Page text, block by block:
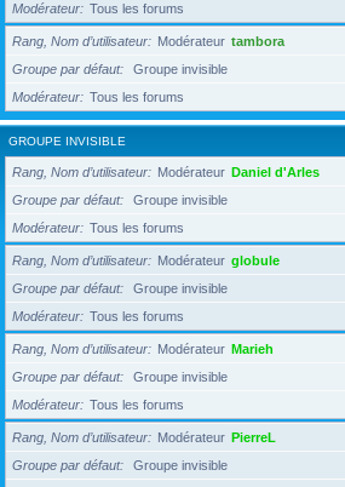
Modérateur
Tous les forums
Rang, Nom d’utilisateur Modérateur tambora
Groupe par défaut
Groupe invisible
Modérateur
Tous les forums
GROUPE INVISIBLE
Rang, Nom d’utilisateur Modérateur Daniel d'Arles
Groupe par défaut
Groupe invisible
Modérateur
Tous les forums
Rang, Nom d’utilisateur Modérateur globule
Groupe par défaut
Groupe invisible
Modérateur
Tous les forums
Rang, Nom d’utilisateur Modérateur Marieh
Groupe par défaut
Groupe invisible
Modérateur
Tous les forums
Rang, Nom d’utilisateur Modérateur PierreL
Groupe par défaut
Groupe invisible